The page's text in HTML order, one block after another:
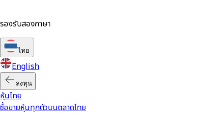
รองรับสองภาษา
ไทย
English
ลงทุน
หุ้นไทย
ซื้อขายหุ้นทุกตัวบนตลาดไทย